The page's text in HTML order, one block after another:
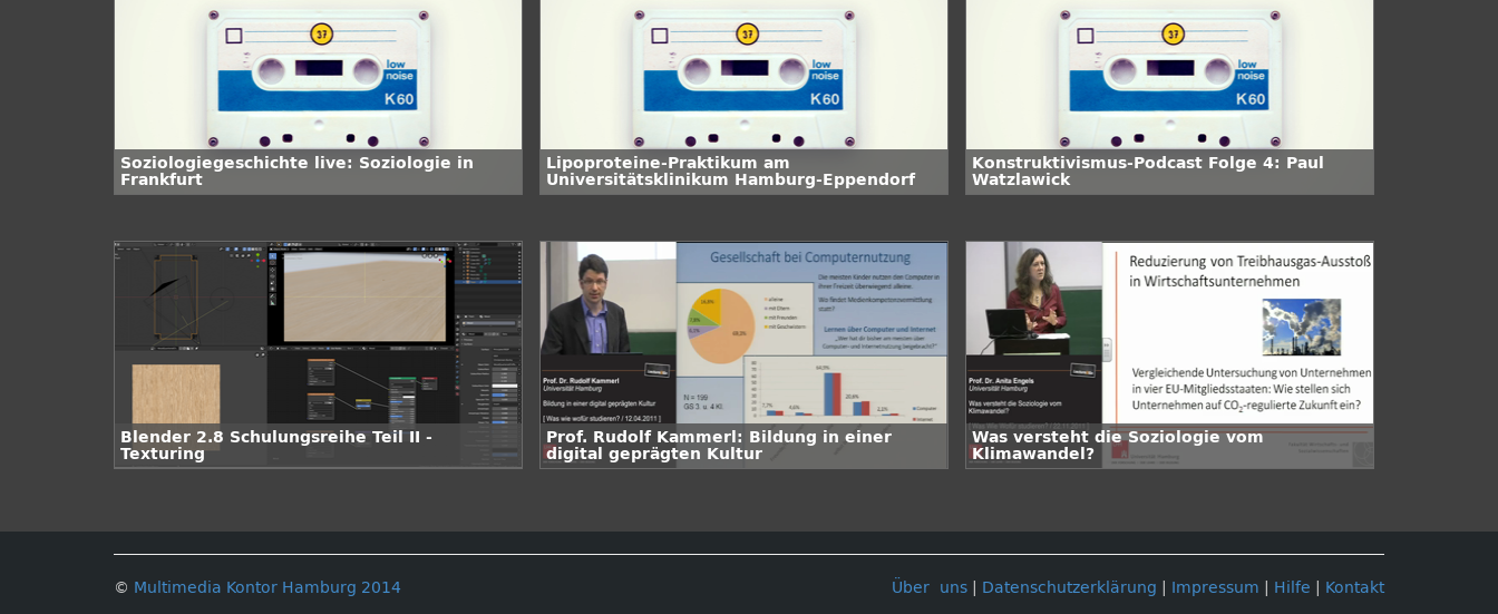
Soziologiegeschichte live: Soziologie in
Frankfurt
Lipoproteine-Praktikum am
Universitätsklinikum Hamburg-Eppendorf
Konstruktivismus-Podcast Folge 4: Paul
Watzlawick
Blender 2.8 Schulungsreihe Teil II -
Texturing
Prof. Rudolf Kammerl: Bildung in einer
digital geprägten Kultur
Was versteht die Soziologie vom
Klimawandel?
Über uns Datenschutzerklärung Impressum Hilfe Kontakt
© Multimedia Kontor Hamburg 2014